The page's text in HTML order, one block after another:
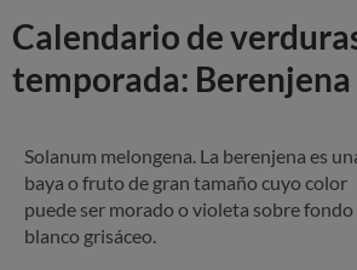
Calendario de
temporada: Berenjena
Solanum melongena. La berenjena es
baya o fruto de gran tamaño cuyo color
puede ser morado o violeta sobre fondo
blanco grisáceo.